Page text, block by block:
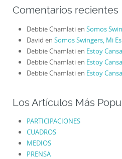
Comentarios recientes
Debbie Chamlatien Somos
David en Somos Swingers, Mi
Debbie Chamlatien Estoy
Debbie Chamlatien Estoy
Debbie Chamlatien Estoy
Los Artículos Más
PARTICIPACIONES
CUADROS
MEDIOS
PRENSA